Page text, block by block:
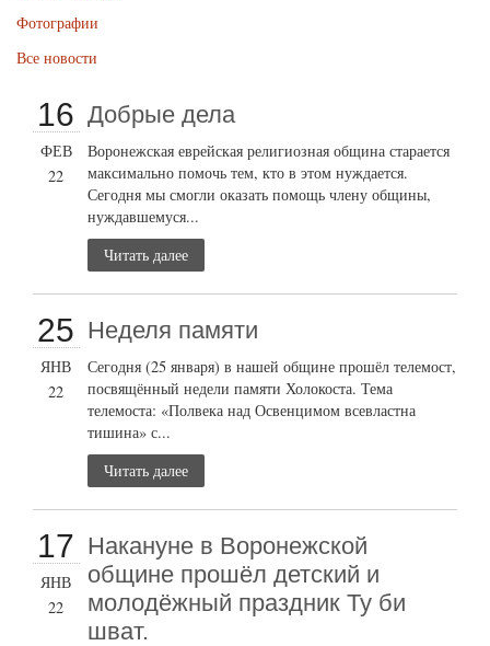
Фотографии
Все новости
16
ФЕВ
22
Добрые дела
Воронежская еврейская религиозная община старается
максимально помочь тем, кто в этом нуждается.
Сегодня мы смогли оказать помощь члену общины,
нуждавшемуся...
Читать далее
25
ЯНВ
22
Неделя памяти
Сегодня (25 января) в нашей общине прошёл телемост,
посвящённый недели памяти Холокоста. Тема
телемоста: «Полвека над Освенцимом всевластна
тишина» с...
Читать далее
17
ЯНВ
22
Накануне в Воронежской
общине прошёл детский и
молодёжный праздник Ту би
шват.